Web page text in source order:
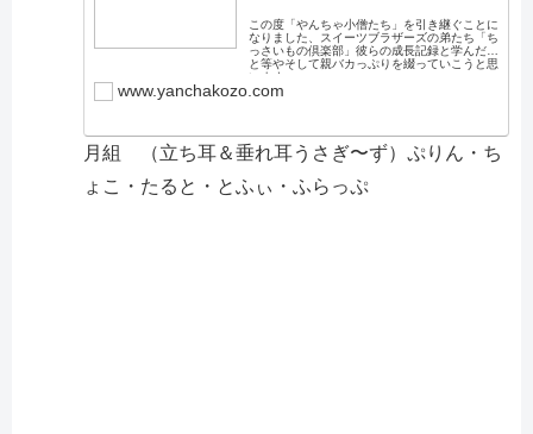
この度「やんちゃ小僧たち」を引き継ぐことに
なりました、スイーツブラザーズの弟たち「ち
っさいもの倶楽部」彼らの成長記録と学んだこ
と等やそして親バカっぷりを綴っていこうと思
います。
www.yanchakozo.com
月組 （立ち耳＆垂れ耳うさぎ〜ず）ぷりん・ち
ょこ・たると・とふぃ・ふらっぷ